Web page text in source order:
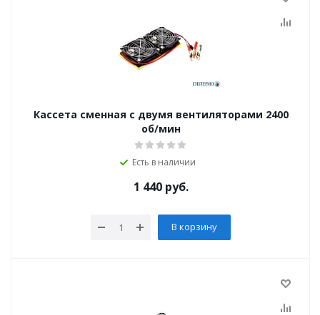
Кассета сменная с двумя вентиляторами 2400
об/мин
Есть в наличии
1 440руб.
В корзину